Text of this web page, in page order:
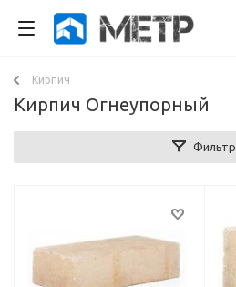
Кирпич
Кирпич Огнеупорный
Фильтр